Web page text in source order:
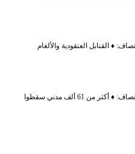
♦️القنابل العنقودية والألغام
♦️
أكثر من 61 ألف مدني سقطوا